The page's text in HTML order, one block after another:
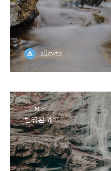
allowto
TIME
반영된 계곡